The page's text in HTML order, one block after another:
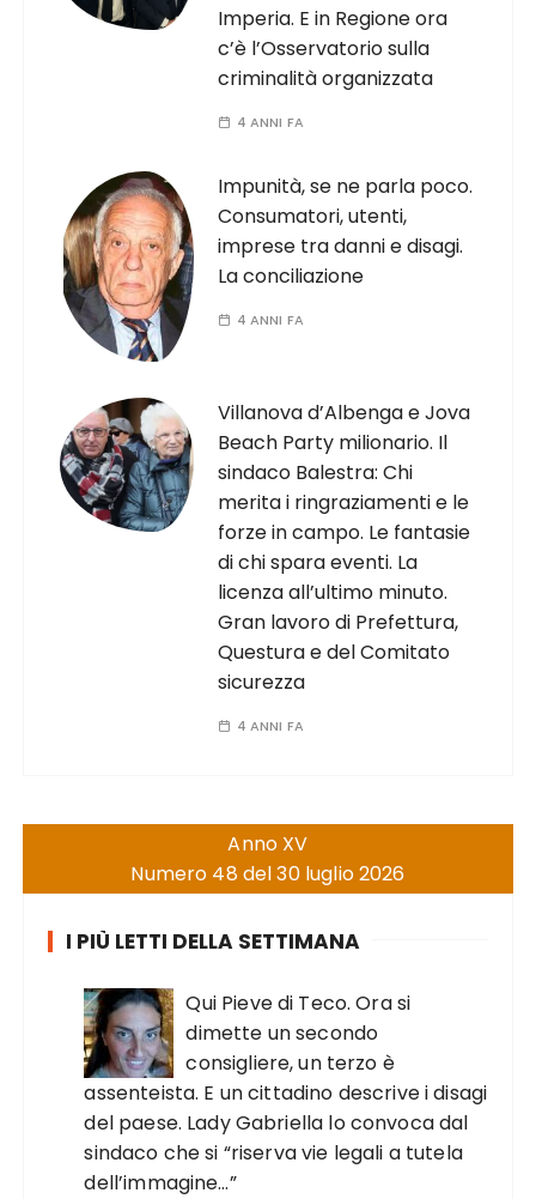
Imperia. E in Regione ora
c’è l’Osservatorio sulla
criminalità organizzata
4 ANNI FA
Impunità, se ne parla poco.
Consumatori, utenti,
imprese tra danni e disagi.
La conciliazione
4 ANNI FA
Villanova d’Albenga e Jova
Beach Party milionario. Il
sindaco Balestra: Chi
merita i ringraziamenti e le
forze in campo. Le fantasie
di chi spara eventi. La
licenza all’ultimo minuto.
Gran lavoro di Prefettura,
Questura e del Comitato
sicurezza
4 ANNI FA
Anno XV
Numero 48 del 30 luglio 2026
I PIÙ LETTI DELLA SETTIMANA
Qui Pieve di Teco. Ora si
dimette un secondo
consigliere, un terzo è
assenteista. E un cittadino descrive i disagi
del paese. Lady Gabriella lo convoca dal
sindaco che si “riserva vie legali a tutela
dell’immagine…”